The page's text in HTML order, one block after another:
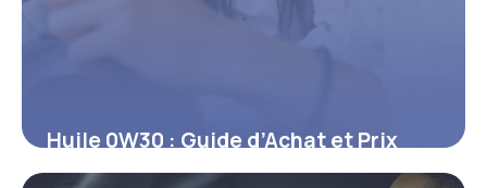
Huile 0W30 : Guide d’Achat et Prix
2026